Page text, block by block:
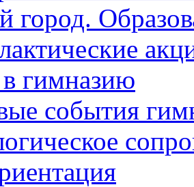
город.
гимназию
события